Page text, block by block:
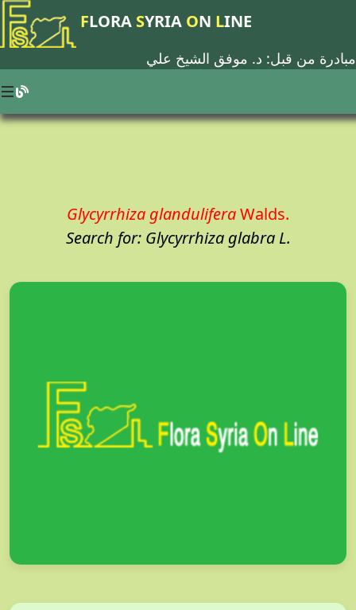
FLORA SYRIA ON LINE
مبادرة من قبل: د. موفق الشيخ علي
Glycyrrhiza glanduliferaWalds.
Search for: Glycyrrhiza glabra L.